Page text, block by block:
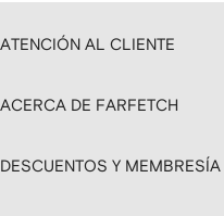
ATENCIÓN AL CLIENTE
ACERCA DE FARFETCH
DESCUENTOS Y MEMBRESÍA